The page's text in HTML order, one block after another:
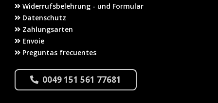
Widerrufsbelehrung - und Formular
Datenschutz
Zahlungsarten
Envoie
Preguntas frecuentes
0049 151 561 77681